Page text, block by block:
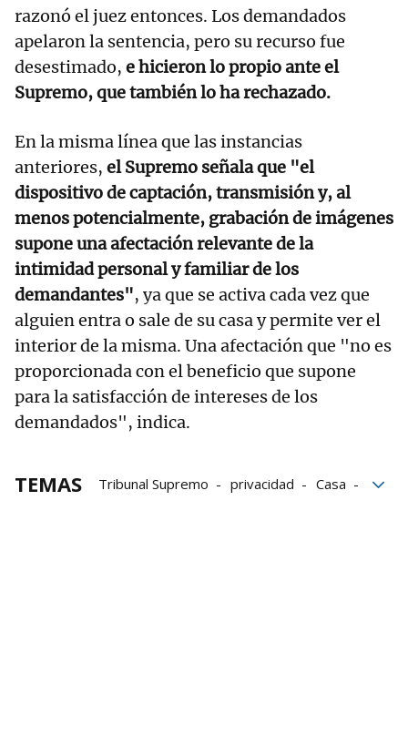
razonó el juez entonces. Los demandados
apelaron la sentencia, pero su recurso fue
desestimado, e hicieron lo propio ante el
Supremo, que también lo ha rechazado.
En la misma línea que las instancias
anteriores, el Supremo señala que "el
dispositivo de captación, transmisión y, al
menos potencialmente, grabación de imágenes
supone una afectación relevante de la
intimidad personal y familiar de los
demandantes", ya que se activa cada vez que
alguien entra o sale de su casa y permite ver el
interior de la misma. Una afectación que "no es
proporcionada con el beneficio que supone
para la satisfacción de intereses de los
demandados", indica.
TEMAS Tribunal Supremo privacidad
Casa